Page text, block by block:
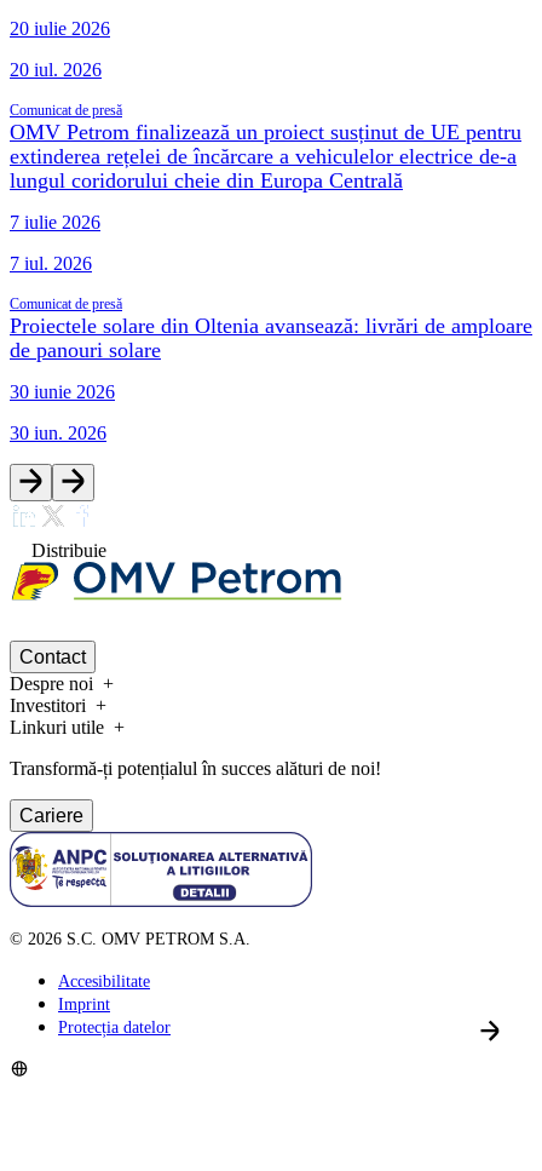
20 iulie 2026
20 iul. 2026
Comunicat de presă
OMV Petrom finalizează un proiect susținut de UE pentru
extinderea rețelei de încărcare a vehiculelor electrice de-a
lungul coridorului cheie din Europa Centrală
7 iulie 2026
7 iul. 2026
Comunicat de presă
Proiectele solare din Oltenia avansează: livrări de amploare
de panouri solare
30 iunie 2026
30 iun. 2026
Distribuie
Contact
Despre noi
Investitori
Linkuri utile
Transformă-ți potențialul în succes alături de noi!
Cariere
© 2026 S.C. OMV PETROM S.A.
Accesibilitate
Imprint
Protecția datelor